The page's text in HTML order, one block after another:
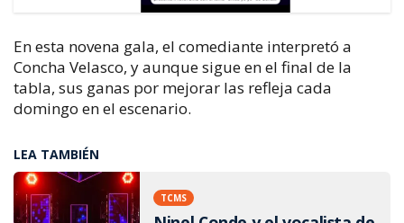
En esta novena gala, el comediante interpretó a
Concha Velasco, y aunque sigue en el final de la
tabla, sus ganas por mejorar las refleja cada
domingo en el escenario.
LEA TAMBIÉN
TCMS